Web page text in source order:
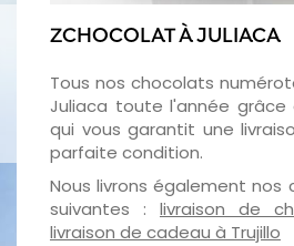
ZCHOCOLAT À JULIACA
Tous nos chocolats
Juliaca toute l'année
qui vous garantit une
parfaite condition.
Nous livrons également nos
suivantes : livraison de
livraison de cadeau à Trujillo